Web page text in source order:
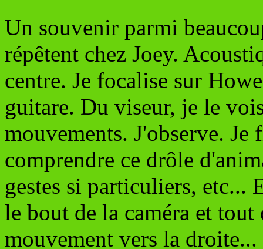
Un souvenir parmi
répêtent chez Joey.
centre. Je focalise sur
guitare. Du viseur, je le
mouvements. J'observe. Je
comprendre ce drôle
gestes si particuliers, etc...
le bout de la caméra et
mouvement vers la